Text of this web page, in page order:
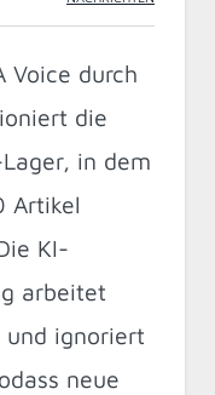
Voice durch
die
in dem
Artikel
KI-
arbeitet
und ignoriert
neue